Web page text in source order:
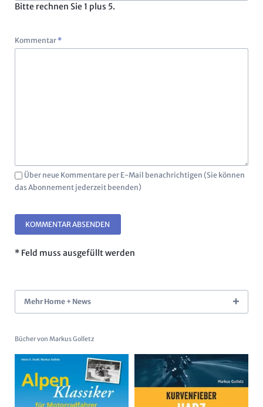
Bitte rechnen Sie 1 plus 5.
Pflichtfeld
Kommentar *
Über neue Kommentare per E-Mail benachrichtigen (Sie können
das Abonnement jederzeit beenden)
KOMMENTAR ABSENDEN
* Feld muss ausgefüllt werden
Mehr Home + News
Bücher von Markus Golletz